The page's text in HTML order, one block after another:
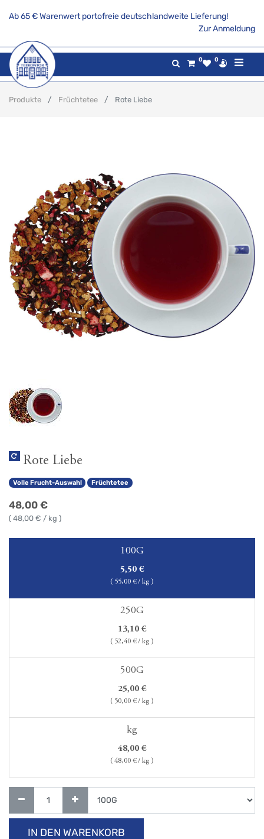
Ab 65 € Warenwert portofreie deutschlandweite Lieferung!
Zur Anmeldung
0 0
Produkte Früchtetee Rote Liebe
Rote Liebe
Volle Frucht-Auswahl Früchtetee
48,00 €
( 48,00 € / kg )
100G
5,50 €
( 55,00 € / kg )
250G
13,10 €
( 52,40 € / kg )
500G
25,00 €
( 50,00 € / kg )
kg
48,00 €
( 48,00 € / kg )
IN DEN WARENKORB